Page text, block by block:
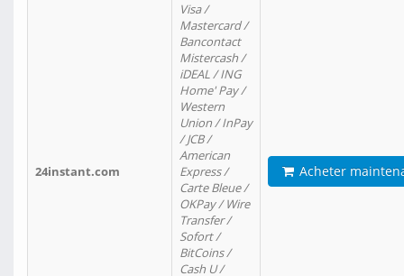
24instant.com
Visa /
Mastercard /
Bancontact
Mistercash /
iDEAL / ING
Home' Pay /
Western
Union / InPay
/ JCB /
American
Express /
Carte Bleue /
OKPay / Wire
Transfer /
Sofort /
BitCoins /
Cash U /
Acheter